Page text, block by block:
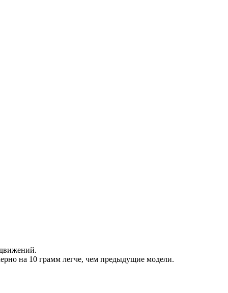
на 10 грамм легче, чем предыдущие модели.